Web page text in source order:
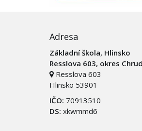
Adresa
Základní škola, Hlinsko
Resslova 603, okres
Resslova 603
Hlinsko 53901
IČO: 70913510
DS: xkwmmd6